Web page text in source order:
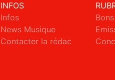
INFOS
Infos
News Musique
Contacter la rédac